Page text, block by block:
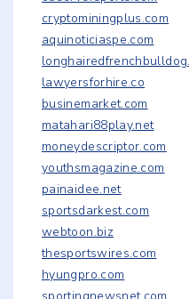
cryptominingplus.com
aquinoticiaspe.com
lawyersforhire.co
businemarket.com
matahari88play.net
moneydescriptor.com
youthsmagazine.com
painaidee.net
sportsdarkest.com
webtoon.biz
thesportswires.com
hyungpro.com